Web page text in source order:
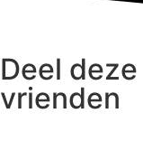
Deel
vrienden